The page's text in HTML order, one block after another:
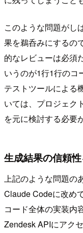
このような問題がし
果を鵜呑みにするの
的なレビューは必須
いうのが1行1行のコ
テストツールによる
いては、プロジェク
を元に検討する必要
生成結果の信頼
上記のような問題の
Claude Codeに改め
コード全体の実装内
Zendesk APIにアク